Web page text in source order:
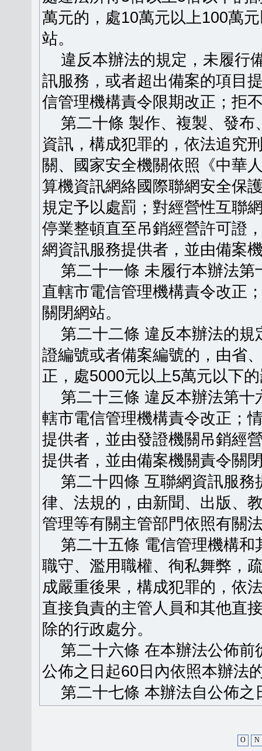
萬元的，處10萬元以上100萬
站。
違反本辦法的規定，未履行
訊服務，或者超出備案的項目
信管理機構責令限期改正；拒
第二十條 製作、複製、發布
資訊，構成犯罪的，依法追究
關、國家安全機關依照《中華
算機資訊網絡國際聯網安全保
規定予以處罰；對經營性互聯
停業整頓直至吊銷經營許可證
網資訊服務提供者，並由備案
第二十一條 未履行本辦法第
直轄市電信管理機構責令改正
關閉網站。
第二十二條 違反本辦法的規
證編號或者備案編號的，由省
正，處5000元以上5萬元以下
第二十三條 違反本辦法第十
轄市電信管理機構責令改正；
提供者，並由發證機關吊銷經
提供者，並由備案機關責令關
第二十四條 互聯網資訊服務
律、法規的，由新聞、出版、
管理等有關主管部門依照有關
第二十五條 電信管理機構和
職守、濫用職權、徇私舞弊，
成嚴重後果，構成犯罪的，依
直接負責的主管人員和其他直
除的行政處分。
第二十六條 在本辦法公佈前
公佈之日起60日內依照本辦法
第二十七條 本辦法自公佈之
O N